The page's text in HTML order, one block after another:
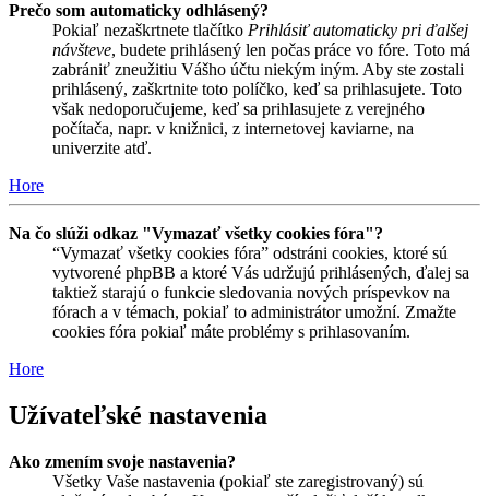
Prečo som automaticky odhlásený?
Pokiaľ nezaškrtnete tlačítko Prihlásiť automaticky pri ďalšej
návšteve, budete prihlásený len počas práce vo fóre. Toto má
zabrániť zneužitiu Vášho účtu niekým iným. Aby ste zostali
prihlásený, zaškrtnite toto políčko, keď sa prihlasujete. Toto
však nedoporučujeme, keď sa prihlasujete z verejného
počítača, napr. v knižnici, z internetovej kaviarne, na
univerzite atď.
Hore
Na čo slúži odkaz "Vymazať všetky cookies fóra"?
“Vymazať všetky cookies fóra” odstráni cookies, ktoré sú
vytvorené phpBB a ktoré Vás udržujú prihlásených, ďalej sa
taktiež starajú o funkcie sledovania nových príspevkov na
fórach a v témach, pokiaľ to administrátor umožní. Zmažte
cookies fóra pokiaľ máte problémy s prihlasovaním.
Hore
Užívateľské nastavenia
Ako zmením svoje nastavenia?
Všetky Vaše nastavenia (pokiaľ ste zaregistrovaný) sú